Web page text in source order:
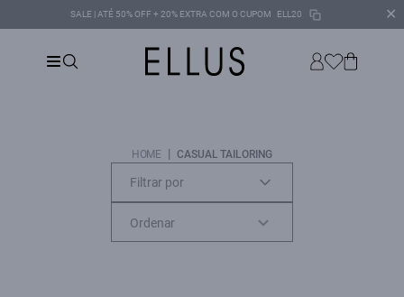
SALE | ATÉ 50% OFF + 20% EXTRA COM O CUPOM ELL20 ✕
HOME | CASUAL TAILORING
Filtrar por